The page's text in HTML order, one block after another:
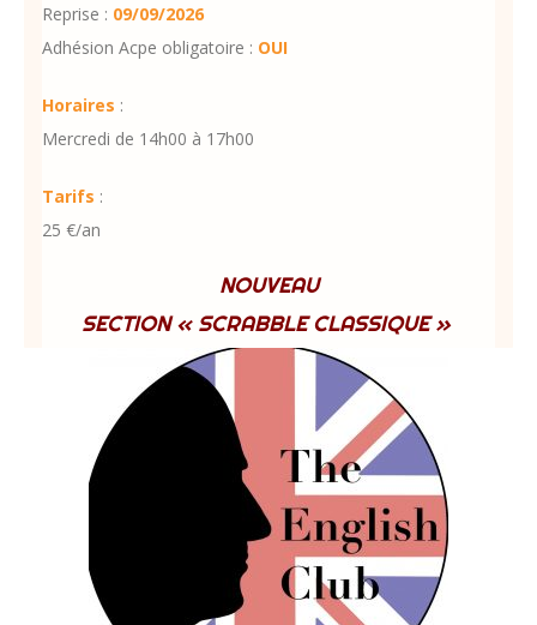
Reprise : 09/09/2026
Adhésion Acpe obligatoire : OUI
Horaires :
Mercredi de 14h00 à 17h00
Tarifs :
25 €/an
NOUVEAU
SECTION « SCRABBLE CLASSIQUE »